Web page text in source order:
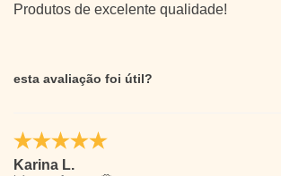
Produtos de excelente qualidade!
esta avaliação foi útil?
Karina L.